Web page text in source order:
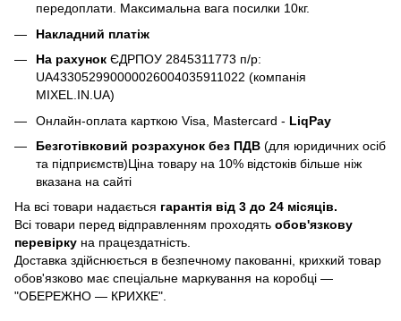
передоплати. Максимальна вага посилки 10кг.
Накладний платіж
На рахунок ЄДРПОУ 2845311773 п/р:
UA433052990000026004035911022 (компанія
MIXEL.IN.UA)
Онлайн-оплата карткою Visa, Mastercard - LiqPay
Безготівковий розрахунок без ПДВ (для юридичних осіб
та підприємств)Ціна товару на 10% відстоків більше ніж
вказана на сайті
На всі товари надається гарантія від 3 до 24 місяців.
Всі товари перед відправленням проходять обов'язкову
перевірку на працездатність.
Доставка здійснюється в безпечному пакованні, крихкий товар
обов'язково має спеціальне маркування на коробці —
"ОБЕРЕЖНО — КРИХКЕ".